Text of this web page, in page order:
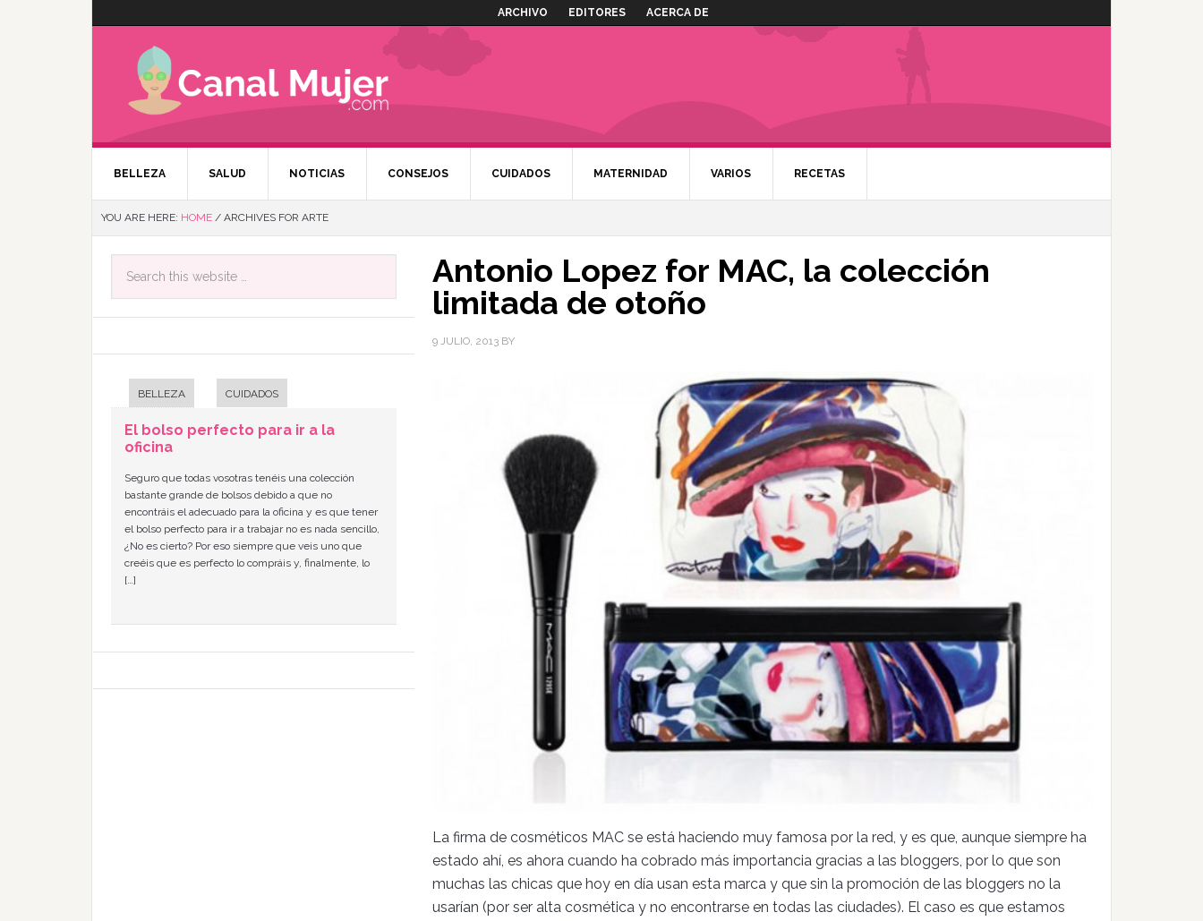
ARCHIVO EDITORES ACERCA DE
BELLEZA SALUD NOTICIAS CONSEJOS CUIDADOS MATERNIDAD VARIOS RECETAS
YOU ARE HERE: HOME / ARCHIVES FOR ARTE
Antonio Lopez for MAC, la colección
limitada de otoño
9 JULIO, 2013 BY
La firma de cosméticos MAC se está haciendo muy famosa por la red, y es que, aunque siempre ha
estado ahí, es ahora cuando ha cobrado más importancia gracias a las bloggers, por lo que son
muchas las chicas que hoy en día usan esta marca y que sin la promoción de las bloggers no la
usarían (por ser alta cosmética y no encontrarse en todas las ciudades). El caso es que estamos
BELLEZA CUIDADOS
El bolso perfecto para ir a la
oficina
Seguro que todas vosotras tenéis una colección
bastante grande de bolsos debido a que no
encontráis el adecuado para la oficina y es que tener
el bolso perfecto para ir a trabajar no es nada sencillo,
¿No es cierto? Por eso siempre que veis uno que
creéis que es perfecto lo compráis y, finalmente, lo
[…]